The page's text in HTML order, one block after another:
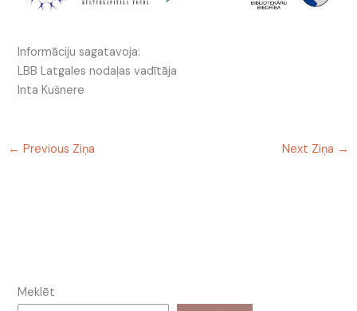
Informāciju sagatavoja:
LBB Latgales nodaļas vadītāja
Inta Kušnere
← Previous Ziņa Next Ziņa →
Meklēt